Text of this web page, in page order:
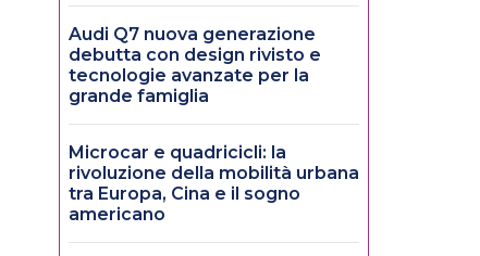
Audi Q7 nuova generazione
debutta con design rivisto e
tecnologie avanzate per la
grande famiglia
Microcar e quadricicli: la
rivoluzione della mobilità urbana
tra Europa, Cina e il sogno
americano